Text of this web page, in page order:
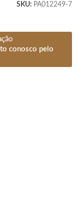
SKU: PA012249-7
conosco pelo